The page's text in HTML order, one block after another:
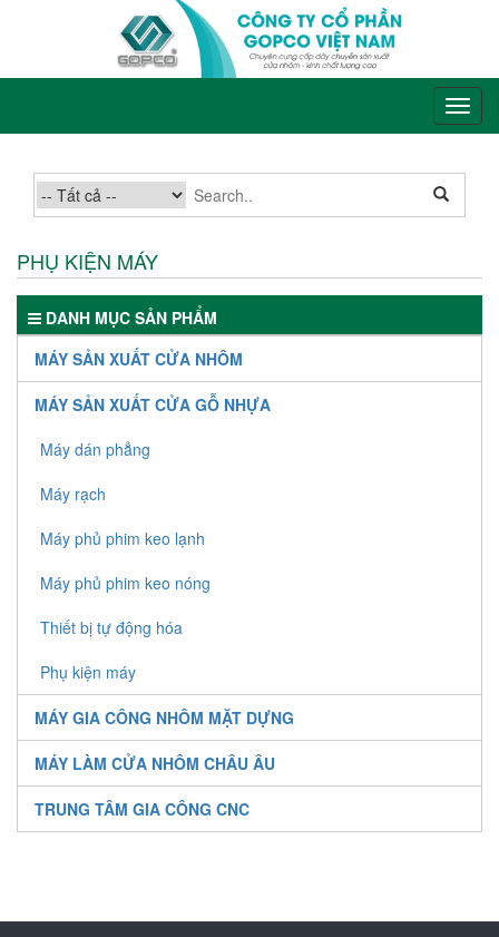
PHỤ KIỆN MÁY
DANH MỤC SẢN PHẨM
MÁY SẢN XUẤT CỬA NHÔM
Lưỡi cắt Nhôm
Máy nén khí
Máy gia công nhôm cầu cách nhiệt
MÁY GIA CÔNG NHÔM TẤM
GIA CÔNG TRUNG TÂM
Máy cắt nhôm 2 đầu
Máy hàn
Mũi Khoan Nhôm
Máy cắt nhôm 1 đầu
Máy cắt ke
MÁY SẢN XUẤT CỬA GỖ NHỰA
Máy dán phẳng
Máy rạch
Máy phủ phim keo lạnh
Máy phủ phim keo nóng
Thiết bị tự động hóa
Phụ kiện máy
MÁY GIA CÔNG NHÔM MẶT DỰNG
MÁY LÀM CỬA NHÔM CHÂU ÂU
Máy sản xuất cửa nhôm Thổ Nhĩ Kỳ
TRUNG TÂM GIA CÔNG CNC